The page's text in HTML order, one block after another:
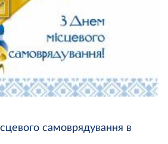
самоврядування в